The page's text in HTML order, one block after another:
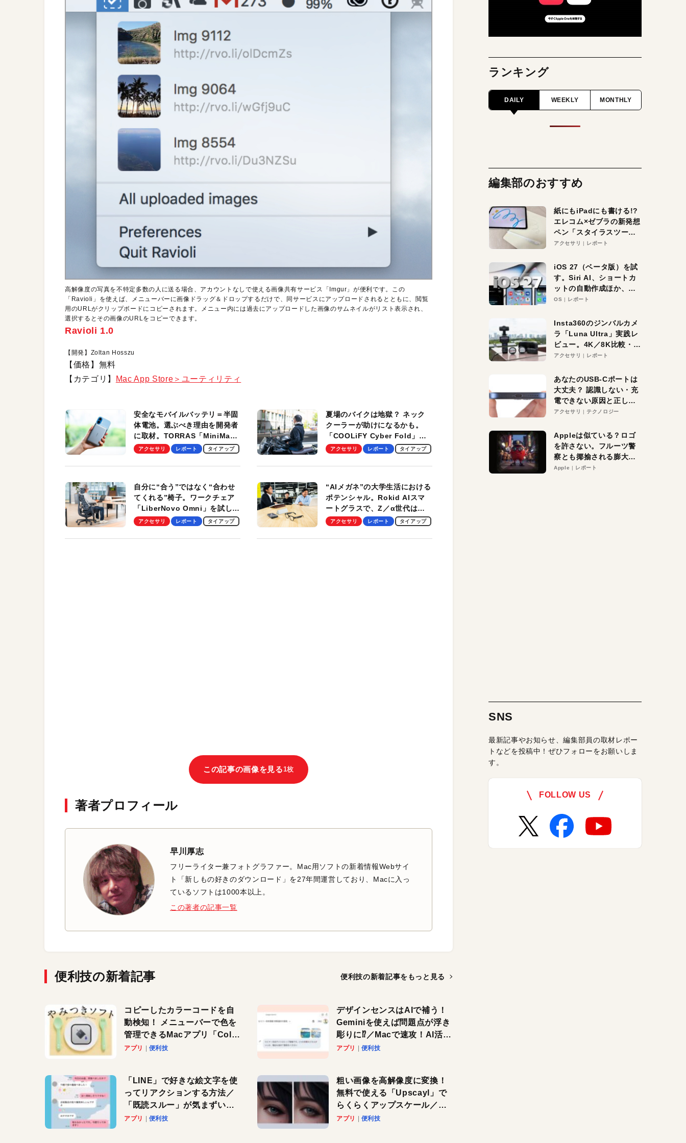
高解像度の写真を不特定多数の人に送る場合、アカウントなしで使える画像共有サービス「Imgur」が便利です。この
「Ravioli」を使えば、メニューバーに画像ドラッグ＆ドロップするだけで、同サービスにアップロードされるとともに、閲覧
用のURLがクリップボードにコピーされます。メニュー内には過去にアップロードした画像のサムネイルがリスト表示され、
選択するとその画像のURLをコピーできます。
Ravioli 1.0
【開発】Zoltan Hosszu
【価格】無料
【カテゴリ】
Mac App Store＞ユーティリティ
安全なモバイルバッテリ＝半固
体電池。選ぶべき理由を開発者
に取材。TORRAS「MiniMag
Pro」の実機レビューも
アクセサリ レポート タイアップ
夏場のバイクは地獄？ ネック
クーラーが助けになるかも。
「COOLiFY Cyber Fold」レ
ビュー。冷却の速さ、密着する
性がグッド！
アクセサリ レポート タイアップ
自分に“合う”ではなく“合わせ
てくれる”椅子。ワークチェア
「LiberNovo Omni」を試して
わかったその魅力。まさかのス
アクセサリ レポート タイアップ
“AIメガネ”の大学生活における
ポテンシャル。Rokid AIスマ
ートグラスで、Z／α世代は何
を見る？ 現役学生起業家、そ
【PR】
アクセサリ レポート タイアップ
この記事の画像を見る 1枚
著者プロフィール
早川厚志
フリーライター兼フォトグラファー。Mac用ソフトの新着情報Webサイ
ト「新しもの好きのダウンロード」を27年間運営しており、Macに入っ
ているソフトは1000本以上。
この著者の記事一覧
便利技の新着記事 便利技の新着記事をもっと見る
コピーしたカラーコードを自
動検知！ メニューバーで色を
管理できるMacアプリ「Color
Copy Bucket」
アプリ 便利技
デザインセンスはAIで補う！
Geminiを使えば問題点が浮き
彫りに⁉︎／Macで速攻！AI活用
テク
アプリ 便利技
「LINE」で好きな絵文字を使
ってリアクションする方法／
「既読スルー」が気まずいと
きに便利です！
アプリ 便利技
粗い画像を高解像度に変換！
無料で使える「Upscayl」で
らくらくアップスケール／
Macで速攻！AI活用テク
アプリ 便利技
ランキング
DAILY WEEKLY MONTHLY
編集部のおすすめ
紙にもiPadにも書ける!?
エレコム×ゼブラの新発想
ペン「スタイラスツーウ
ェイ」レビュー。持ち替
アクセサリ レポート
iOS 27（ベータ版）を試
す。Siri AI、ショートカ
ットの自動作成ほか、期
待大の便利機能5選。
る未来はすぐそこ！
OS レポート
Insta360のジンバルカメ
ラ「Luna Ultra」実践レ
ビュー。4K／8K比較・ズ
ーム・夜間撮影をチェッ
アクセサリ レポート
あなたのUSB-Cポートは
大丈夫？ 認識しない・充
電できない原因と正しい
対策
アクセサリ テクノロジー
Appleは似ている？ロゴ
を許さない。フルーツ警
察とも揶揄される膨大な
異議申し立て。対象は非
Apple レポート
SNS
最新記事やお知らせ、編集部員の取材レポー
トなどを投稿中！ぜひフォローをお願いしま
す。
FOLLOW US